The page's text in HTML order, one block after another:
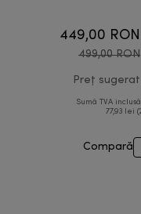
449,00 RON
499,00 RON
Preț sugerat
Sumă TVA
77,93 lei
Compară